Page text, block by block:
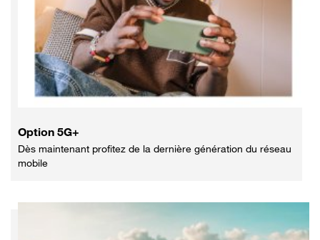
Option 5G+
Dès maintenant profitez de la dernière génération du réseau
mobile